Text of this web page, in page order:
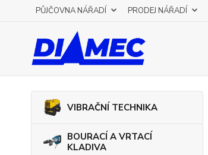
PŮJČOVNA NÁŘADÍ PRODEJ NÁŘADÍ
VIBRAČNÍ TECHNIKA
BOURACÍ A VRTACÍ
KLADIVA